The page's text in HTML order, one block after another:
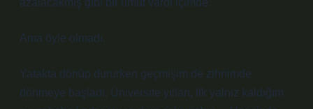
azalacakmış gibi bir umut vardı içimde.
Ama öyle olmadı.
Yatakta dönüp dururken geçmişim de zihnimde
dönmeye başladı. Üniversite yılları, ilk yalnız kaldığım